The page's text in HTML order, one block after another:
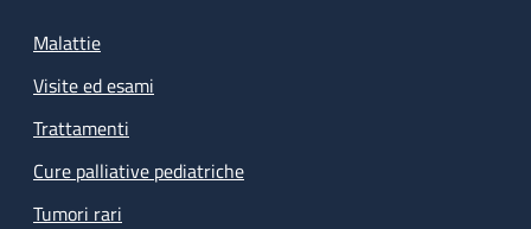
Malattie
Visite ed esami
Trattamenti
Cure palliative pediatriche
Tumori rari